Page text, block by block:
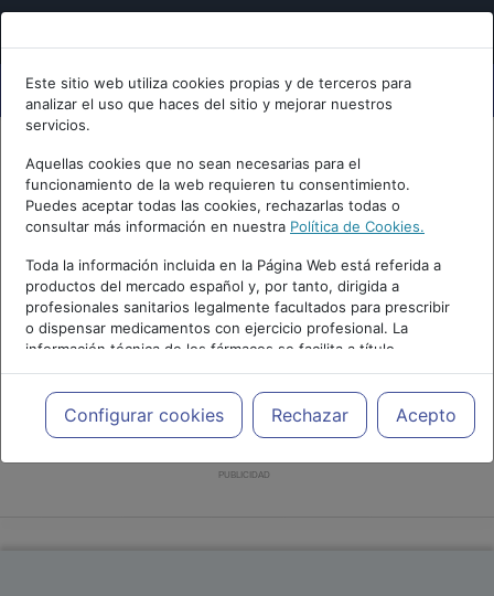
Este sitio web utiliza cookies propias y de terceros para
analizar el uso que haces del sitio y mejorar nuestros
servicios.
Aquellas cookies que no sean necesarias para el
funcionamiento de la web requieren tu consentimiento.
Puedes aceptar todas las cookies, rechazarlas todas o
consultar más información en nuestra Política de Cookies.
Toda la información incluida en la Página Web está referida a
productos del mercado español y, por tanto, dirigida a
profesionales sanitarios legalmente facultados para prescribir
o dispensar medicamentos con ejercicio profesional. La
información técnica de los fármacos se facilita a título
meramente informativo, siendo responsabilidad de los
profesionales facultados prescribir medicamentos y decidir, en
cada caso concreto, el tratamiento más adecuado a las
necesidades del paciente.
Configurar cookies Rechazar Acepto
PUBLICIDAD